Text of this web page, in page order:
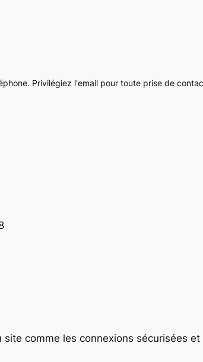
Privilégiez l'email pour toute prise de
comme les connexions sécurisées